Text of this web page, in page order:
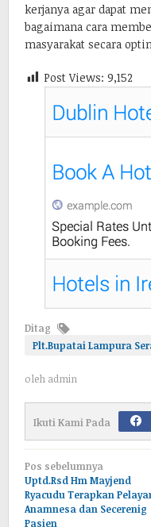
kerjanya agar dapat
bagaimana cara
masyarakat secara
Post Views: 9,152
Ditag
Plt.Bupatai Lampura
oleh admin
Ikuti Kami Pada
Navigasi
pos
Pos sebelumnya
Uptd.Rsd Hm Mayjend
Ryacudu Terapkan
Anamnesa dan Secerenig
Pasien